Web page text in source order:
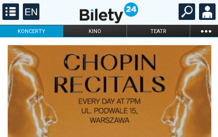
KONCERTY KINO TEATR ...
FILHARMONIA OPERA I BALET
DLA DZIECI
ONLINE KARNETY